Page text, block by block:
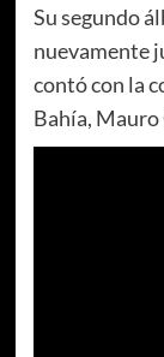
Su segundo
nuevamente
contó con la
Bahía,